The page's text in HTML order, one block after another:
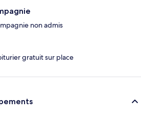
non admis
gratuit sur place